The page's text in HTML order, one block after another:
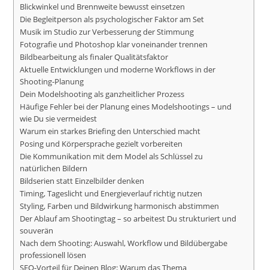
Blickwinkel und Brennweite bewusst einsetzen
Die Begleitperson als psychologischer Faktor am Set
Musik im Studio zur Verbesserung der Stimmung
Fotografie und Photoshop klar voneinander trennen
Bildbearbeitung als finaler Qualitätsfaktor
Aktuelle Entwicklungen und moderne Workflows in der
Shooting-Planung
Dein Modelshooting als ganzheitlicher Prozess
Häufige Fehler bei der Planung eines Modelshootings – und
wie Du sie vermeidest
Warum ein starkes Briefing den Unterschied macht
Posing und Körpersprache gezielt vorbereiten
Die Kommunikation mit dem Model als Schlüssel zu
natürlichen Bildern
Bildserien statt Einzelbilder denken
Timing, Tageslicht und Energieverlauf richtig nutzen
Styling, Farben und Bildwirkung harmonisch abstimmen
Der Ablauf am Shootingtag – so arbeitest Du strukturiert und
souverän
Nach dem Shooting: Auswahl, Workflow und Bildübergabe
professionell lösen
SEO-Vorteil für Deinen Blog: Warum das Thema